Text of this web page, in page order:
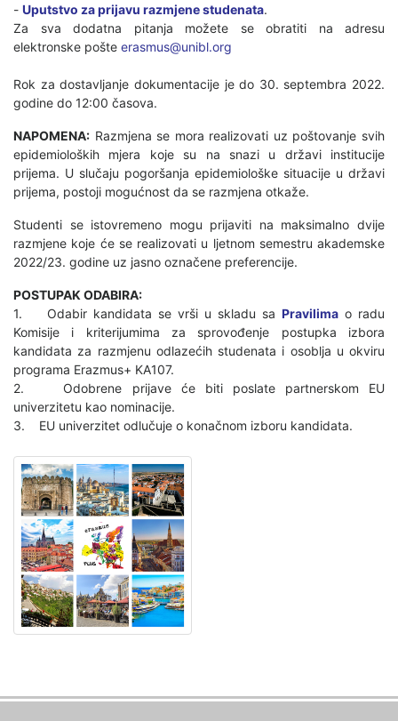
- Uputstvo za prijavu razmjene studenata.
Za sva dodatna pitanja možete se obratiti na adresu
elektronske pošte erasmus@unibl.org
Rok za dostavljanje dokumentacije je do 30. septembra 2022.
godine do 12:00 časova.
NAPOMENA: Razmjena se mora realizovati uz poštovanje svih
epidemioloških mjera koje su na snazi u državi institucije
prijema. U slučaju pogoršanja epidemiološke situacije u državi
prijema, postoji mogućnost da se razmjena otkaže.
Studenti se istovremeno mogu prijaviti na maksimalno dvije
razmjene koje će se realizovati u ljetnom semestru akademske
2022/23. godine uz jasno označene preferencije.
POSTUPAK ODABIRA:
1. Odabir kandidata se vrši u skladu sa Pravilima o radu
Komisije i kriterijumima za sprovođenje postupka izbora
kandidata za razmjenu odlazećih studenata i osoblja u okviru
programa Erazmus+ KA107.
2. Odobrene prijave će biti poslate partnerskom EU
univerzitetu kao nominacije.
3. EU univerzitet odlučuje o konačnom izboru kandidata.